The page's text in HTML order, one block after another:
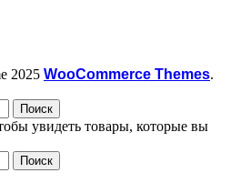
2025 WooCommerce Themes.
Поиск
увидеть товары, которые вы
Поиск